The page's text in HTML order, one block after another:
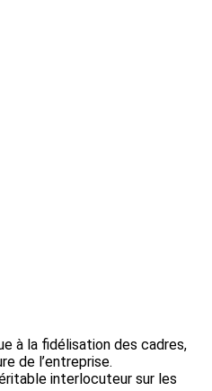
à la fidélisation des cadres,
de l’entreprise.
interlocuteur sur les